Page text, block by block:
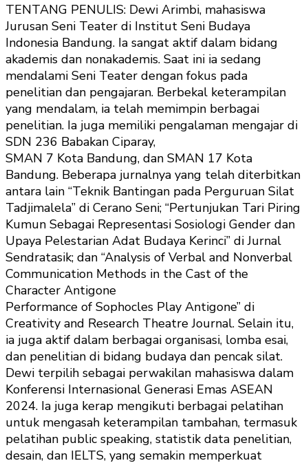
TENTANG PENULIS: Dewi Arimbi, mahasiswa
Jurusan Seni Teater di Institut Seni Budaya
Indonesia Bandung. Ia sangat aktif dalam bidang
akademis dan nonakademis. Saat ini ia sedang
mendalami Seni Teater dengan fokus pada
penelitian dan pengajaran. Berbekal keterampilan
yang mendalam, ia telah memimpin berbagai
penelitian. Ia juga memiliki pengalaman mengajar di
SDN 236 Babakan Ciparay,
SMAN 7 Kota Bandung, dan SMAN 17 Kota
Bandung. Beberapa jurnalnya yang telah diterbitkan
antara lain “Teknik Bantingan pada Perguruan Silat
Tadjimalela” di Cerano Seni; “Pertunjukan Tari Piring
Kumun Sebagai Representasi Sosiologi Gender dan
Upaya Pelestarian Adat Budaya Kerinci” di Jurnal
Sendratasik; dan “Analysis of Verbal and Nonverbal
Communication Methods in the Cast of the
Character Antigone
Performance of Sophocles Play Antigone” di
Creativity and Research Theatre Journal. Selain itu,
ia juga aktif dalam berbagai organisasi, lomba esai,
dan penelitian di bidang budaya dan pencak silat.
Dewi terpilih sebagai perwakilan mahasiswa dalam
Konferensi Internasional Generasi Emas ASEAN
2024. Ia juga kerap mengikuti berbagai pelatihan
untuk mengasah keterampilan tambahan, termasuk
pelatihan public speaking, statistik data penelitian,
desain, dan IELTS, yang semakin memperkuat